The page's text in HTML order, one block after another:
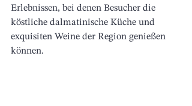
Erlebnissen, bei denen Besucher die
köstliche dalmatinische Küche und
exquisiten Weine der Region genießen
können.